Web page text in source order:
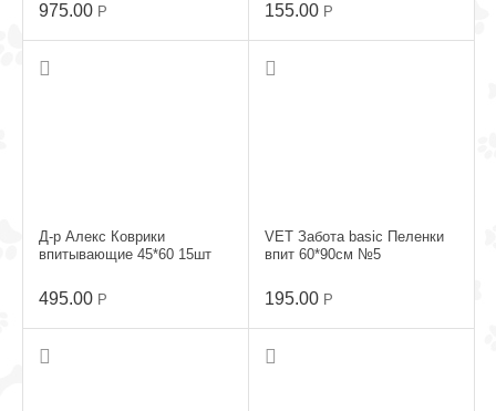
975.00 Р 155.00 Р
Д-р Алекс Коврики
впитывающие 45*60 15шт
495.00 Р
VET Забота basic Пеленки
впит 60*90см №5
195.00 Р